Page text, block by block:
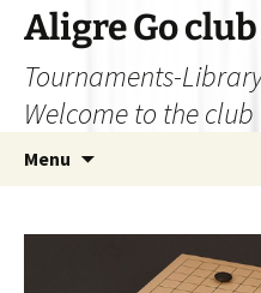
Skip
content
Aligre Go club
Tournaments-
Welcome to the club
Menu